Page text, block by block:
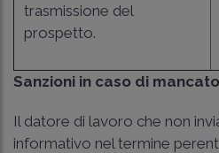
trasmissione del
prospetto.
Sanzioni in caso di
Il datore di lavoro che non
informativo nel termine